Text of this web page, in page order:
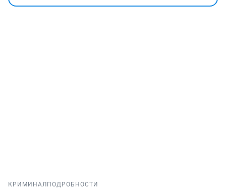
КРИМИНАЛ ПОДРОБНОСТИ